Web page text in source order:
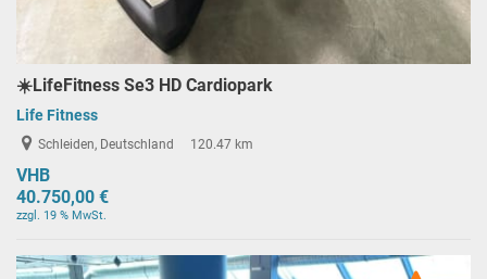
☀️LifeFitness Se3 HD Cardiopark
Life Fitness
Schleiden, Deutschland 120.47 km
VHB
40.750,00 €
zzgl. 19 % MwSt.